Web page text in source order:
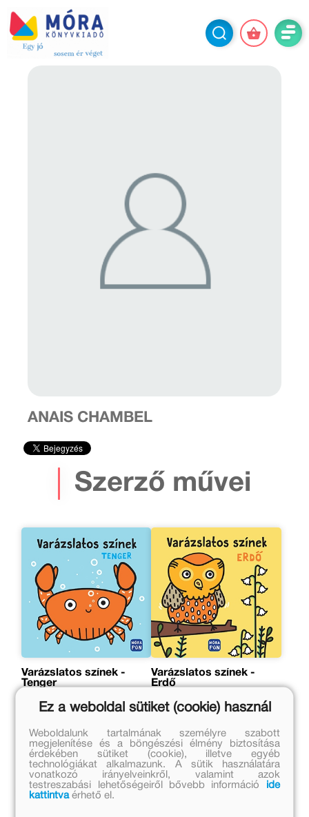
ANAIS CHAMBEL
Szerző művei
Varázslatos színek -
Tenger
Eredeti ár:
Kedvezményes ár:
2 449 Ft
Kosárba
Varázslatos színek -
Erdő
Eredeti ár:
Kedvezményes ár:
2 449 Ft
Kosárba
Ez a weboldal sütiket (cookie) használ
Weboldalunk tartalmának személyre szabott
megjelenítése és a böngészési élmény biztosítása
érdekében sütiket (cookie), illetve egyéb
technológiákat alkalmazunk. A sütik használatára
vonatkozó irányelveinkről, valamint azok
testreszabási lehetőségeiről bővebb információ
ide
kattintvaérhető el.